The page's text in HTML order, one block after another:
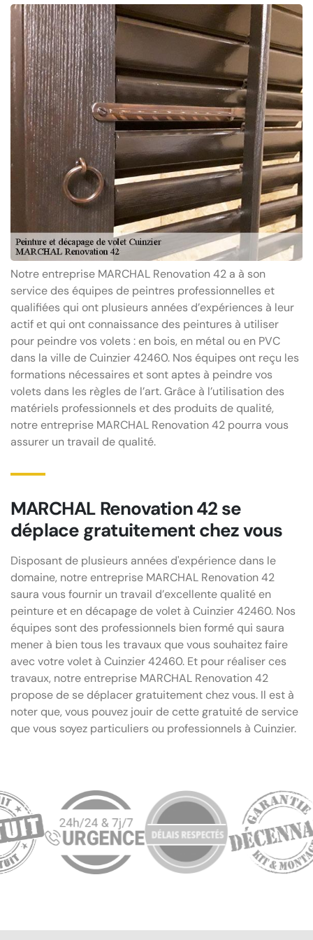
Notre entreprise MARCHAL Renovation 42 a à son
service des équipes de peintres professionnelles et
qualifiées qui ont plusieurs années d’expériences à leur
actif et qui ont connaissance des peintures à utiliser
pour peindre vos volets : en bois, en métal ou en PVC
dans la ville de Cuinzier 42460. Nos équipes ont reçu les
formations nécessaires et sont aptes à peindre vos
volets dans les règles de l’art. Grâce à l’utilisation des
matériels professionnels et des produits de qualité,
notre entreprise MARCHAL Renovation 42 pourra vous
assurer un travail de qualité.
MARCHAL Renovation 42 se
déplace gratuitement chez vous
Disposant de plusieurs années d'expérience dans le
domaine, notre entreprise MARCHAL Renovation 42
saura vous fournir un travail d’excellente qualité en
peinture et en décapage de volet à Cuinzier 42460. Nos
équipes sont des professionnels bien formé qui saura
mener à bien tous les travaux que vous souhaitez faire
avec votre volet à Cuinzier 42460. Et pour réaliser ces
travaux, notre entreprise MARCHAL Renovation 42
propose de se déplacer gratuitement chez vous. Il est à
noter que, vous pouvez jouir de cette gratuité de service
que vous soyez particuliers ou professionnels à Cuinzier.